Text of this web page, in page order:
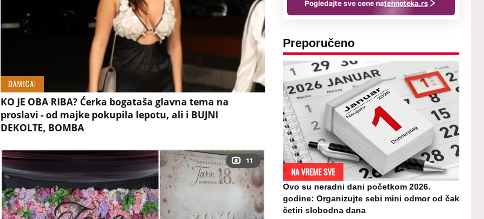
DAMICA!
KO JE OBA RIBA? Ćerka bogataša glavna tema na
proslavi - od majke pokupila lepotu, ali i BUJNI
DEKOLTE, BOMBA
11
Preporučeno
NA VREME SVE
Ovo su neradni dani početkom 2026.
godine: Organizujte sebi mini odmor od čak
četiri slobodna dana